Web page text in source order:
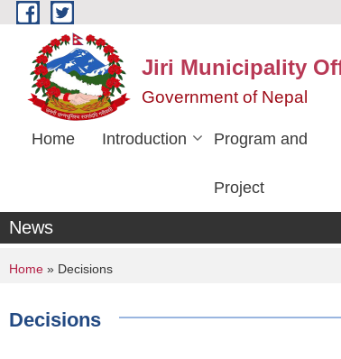
Skip to main content
Jiri Municipality
Government of Nepal
Home Introduction Program and
Project
News
You are here
Home » Decisions
Decisions